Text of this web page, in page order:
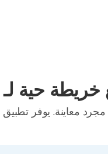
حية لـ